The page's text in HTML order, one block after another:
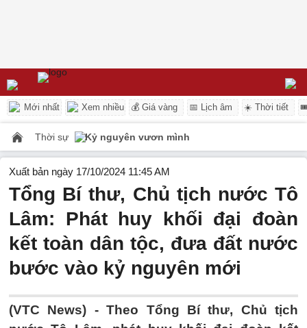
Mới nhất Xem nhiều 💰 Giá vàng 📅 Lịch âm ☀️ Thời tiết
Thời sự Kỷ nguyên vươn mình
Xuất bản ngày 17/10/2024 11:45 AM
Tổng Bí thư, Chủ tịch nước Tô
Lâm: Phát huy khối đại đoàn
kết toàn dân tộc, đưa đất nước
bước vào kỷ nguyên mới
(VTC News) -Theo Tổng Bí thư, Chủ tịch